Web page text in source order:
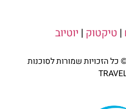
| טיקטוק | יוטיוב
הזכויות שמורות לסוכנות